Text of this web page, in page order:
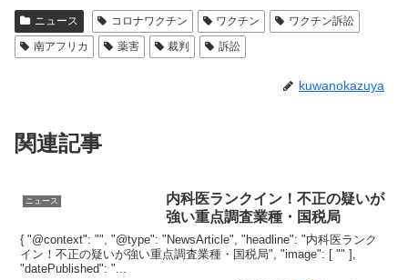
ニュース コロナワクチン ワクチン
ワクチン訴訟
南アフリカ
薬害 裁判 訴訟
kuwanokazuya
関連記事
ニュース
内科医ランクイン！不正の疑いが
強い重点調査業種・国税局
{ "@context": "", "@type": "NewsArticle", "headline": "内科医ランク
イン！不正の疑いが強い重点調査業種・国税局", "image": [ "" ],
"datePublished": "...